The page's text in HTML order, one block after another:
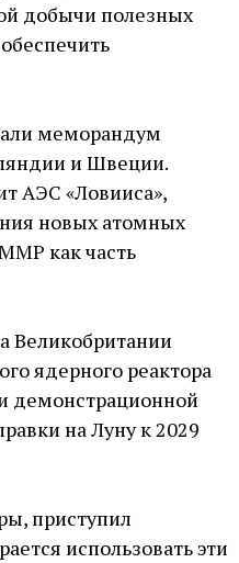
добычи полезных
меморандум
и Швеции.
АЭС «Ловииса»,
новых атомных
как часть
Великобритании
ядерного реактора
демонстрационной
на Луну к 2029
приступил
использовать эти